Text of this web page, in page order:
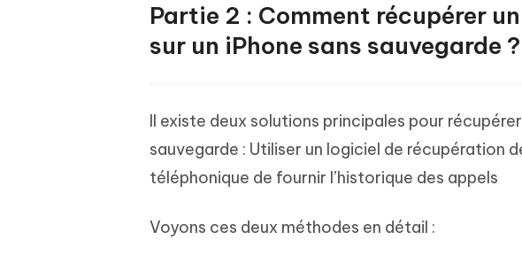
Partie 2 : Comment récupérer
sur un iPhone sans sauvegarde ?
Il existe deux solutions principales pour
sauvegarde : Utiliser un logiciel de récupération
téléphonique de fournir l’historique des appels
Voyons ces deux méthodes en détail :